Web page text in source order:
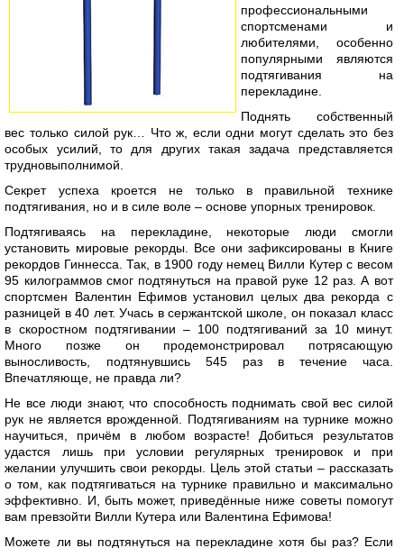
профессиональными
спортсменами и
любителями, особенно
популярными являются
подтягивания на
перекладине.
Поднять собственный
вес только силой рук… Что ж, если одни могут сделать это без
особых усилий, то для других такая задача представляется
трудновыполнимой.
Секрет успеха кроется не только в правильной технике
подтягивания, но и в силе воле – основе упорных тренировок.
Подтягиваясь на перекладине, некоторые люди смогли
установить мировые рекорды. Все они зафиксированы в Книге
рекордов Гиннесса. Так, в 1900 году немец Вилли Кутер с весом
95 килограммов смог подтянуться на правой руке 12 раз. А вот
спортсмен Валентин Ефимов установил целых два рекорда с
разницей в 40 лет. Учась в сержантской школе, он показал класс
в скоростном подтягивании – 100 подтягиваний за 10 минут.
Много позже он продемонстрировал потрясающую
выносливость, подтянувшись 545 раз в течение часа.
Впечатляюще, не правда ли?
Не все люди знают, что способность поднимать свой вес силой
рук не является врожденной. Подтягиваниям на турнике можно
научиться, причём в любом возрасте! Добиться результатов
удастся лишь при условии регулярных тренировок и при
желании улучшить свои рекорды. Цель этой статьи – рассказать
о том, как подтягиваться на турнике правильно и максимально
эффективно. И, быть может, приведённые ниже советы помогут
вам превзойти Вилли Кутера или Валентина Ефимова!
Можете ли вы подтянуться на перекладине хотя бы раз? Если